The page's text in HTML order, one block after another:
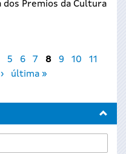
dos Premios da Cultura
5 6 7 8 9 10
11
última »